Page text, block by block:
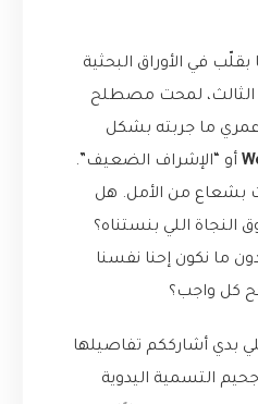
بقلّب في الأوراق البحثية
الثالث، لمحت مصطلح
ما جربته بشكل
أو “الإشراف الضعيف”.
بشعاع من الأمل. هل
اللي بنستناه؟
ما نكون إحنا نفسنا
كل واجب؟
بدي أشارككم تفاصيلها
التسمية اليدوية